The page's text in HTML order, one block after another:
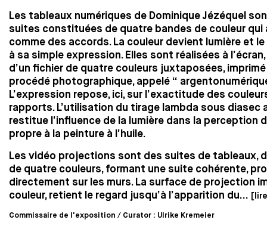
Les tableaux numériques de Dominique Jézéquel
suites constituées de quatre bandes de couleur qui
comme des accords. La couleur devient lumière et
à sa simple expression. Elles sont réalisées à
d’un fichier de quatre couleurs juxtaposées,
procédé photographique, appelé “
L’expression repose, ici, sur l’exactitude des
rapports. L’utilisation du tirage lambda sous
restitue l’influence de la lumière dans la perception
propre à la peinture à l’huile.
Les vidéo projections sont des suites de tableaux,
de quatre couleurs, formant une suite cohérente,
directement sur les murs. La surface de projection
couleur, retient le regard jusqu’à l’apparition du...
Commissaire de l'exposition / Curator : Ulrike Kremeier